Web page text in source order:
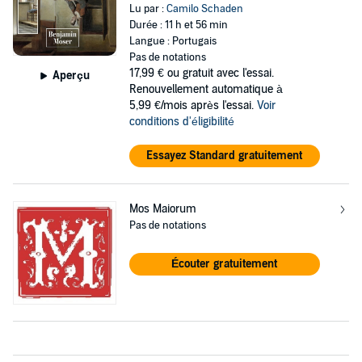
Aperçu
Lu par :Camilo Schaden
Durée : 11 h et 56 min
Langue : Portugais
Pas de notations
17,99 € ou gratuit avec l'essai.
Renouvellement automatique à
5,99 €/mois après l'essai. Voir
conditions d'éligibilité
Essayez Standard gratuitement
Mos Maiorum
Pas de notations
Écouter gratuitement